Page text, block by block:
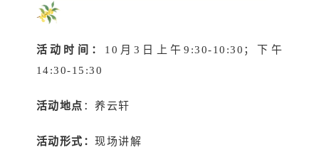
活动时间： 10月3日上午9:30-10:30；下午
14:30-15:30
活动地点 ：养云轩
活动形式：现场讲解